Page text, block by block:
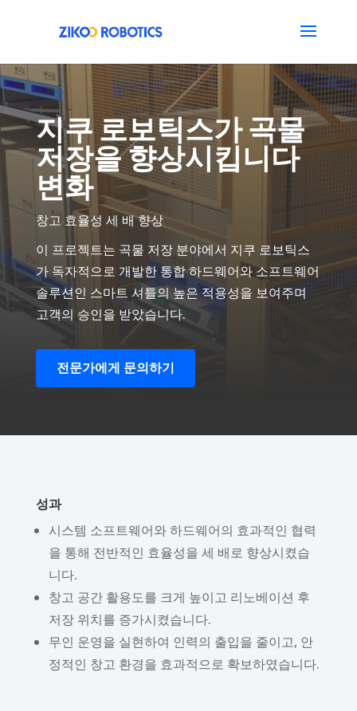
지쿠 로보틱스가 곡물
저장을 향상시킵니다
변화
창고 효율성 세 배 향상
이 프로젝트는 곡물 저장 분야에서 지쿠 로보틱스
가 독자적으로 개발한 통합 하드웨어와 소프트웨어
솔루션인 스마트 셔틀의 높은 적용성을 보여주며
고객의 승인을 받았습니다.
전문가에게 문의하기
성과
시스템 소프트웨어와 하드웨어의 효과적인 협력
을 통해 전반적인 효율성을 세 배로 향상시켰습
니다.
창고 공간 활용도를 크게 높이고 리노베이션 후
저장 위치를 증가시켰습니다.
무인 운영을 실현하여 인력의 출입을 줄이고, 안
정적인 창고 환경을 효과적으로 확보하였습니다.